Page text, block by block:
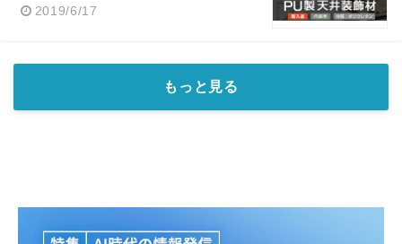
2019/6/17
もっと見る